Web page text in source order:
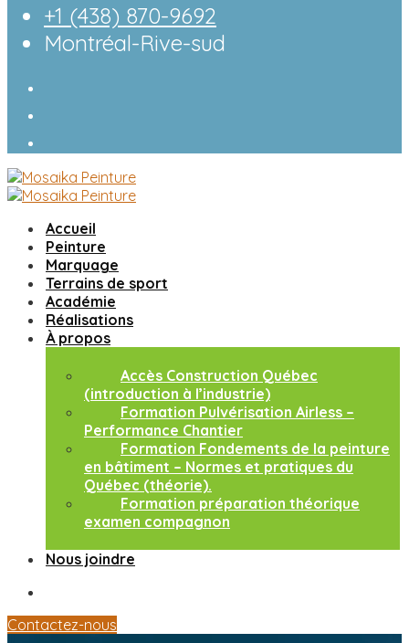
+1 (438) 870-9692
Montréal-Rive-sud
Accueil
Peinture
Marquage
Terrains de sport
Académie
Réalisations
À propos
Accès Construction Québec
(introduction à l’industrie)
Formation Pulvérisation Airless –
Performance Chantier
Formation Fondements de la peinture
en bâtiment – Normes et pratiques du
Québec (théorie).
Formation préparation théorique
examen compagnon
Nous joindre
Contactez-nous